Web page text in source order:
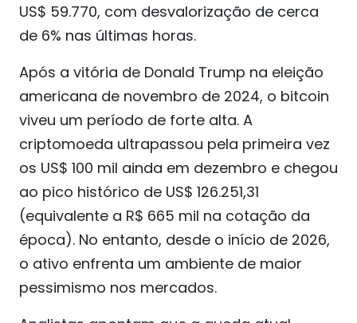
US$ 59.770, com desvalorização de cerca
de 6% nas últimas horas.
Após a vitória de Donald Trump na eleição
americana de novembro de 2024, o bitcoin
viveu um período de forte alta. A
criptomoeda ultrapassou pela primeira vez
os US$ 100 mil ainda em dezembro e chegou
ao pico histórico de US$ 126.251,31
(equivalente a R$ 665 mil na cotação da
época). No entanto, desde o início de 2026,
o ativo enfrenta um ambiente de maior
pessimismo nos mercados.